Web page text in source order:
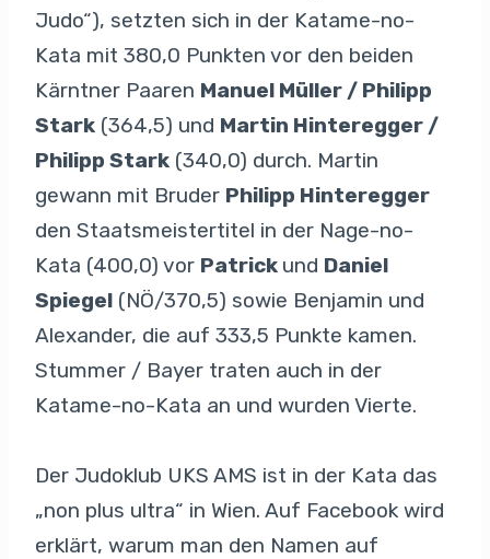
Judo“), setzten sich in der Katame-no-
Kata mit 380,0 Punkten vor den beiden
Kärntner Paaren Manuel Müller / Philipp
Stark (364,5) und Martin Hinteregger /
Philipp Stark (340,0) durch. Martin
gewann mit Bruder Philipp Hinteregger
den Staatsmeistertitel in der Nage-no-
Kata (400,0) vor Patrick und Daniel
Spiegel (NÖ/370,5) sowie Benjamin und
Alexander, die auf 333,5 Punkte kamen.
Stummer / Bayer traten auch in der
Katame-no-Kata an und wurden Vierte.
Der Judoklub UKS AMS ist in der Kata das
„non plus ultra“ in Wien. Auf Facebook wird
erklärt, warum man den Namen auf